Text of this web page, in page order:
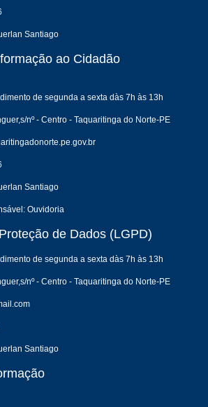
Santiago
ao Cidadão
de segunda a sexta dàs 7h às 13h
nº - Centro - Taquaritinga do Norte-PE
Santiago
Ouvidoria
de Dados (LGPD)
de segunda a sexta dàs 7h às 13h
nº - Centro - Taquaritinga do Norte-PE
Santiago